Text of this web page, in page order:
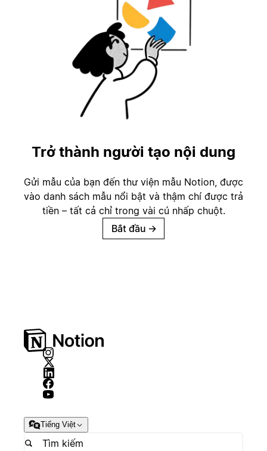
Trở thành người tạo nội dung
Gửi mẫu của bạn đến thư viện mẫu Notion, được
vào danh sách mẫu nổi bật và thậm chí được trả
tiền – tất cả chỉ trong vài cú nhấp chuột.
Bắt đầu →
Tiếng Việt